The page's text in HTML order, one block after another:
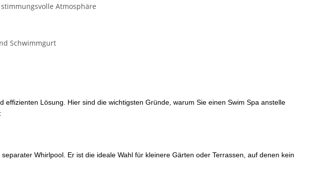
Atmosphäre
Schwimmgurt
Lösung. Hier sind die wichtigsten Gründe, warum Sie einen Swim Spa anstelle
Whirlpool. Er ist die ideale Wahl für kleinere Gärten oder Terrassen, auf denen kein